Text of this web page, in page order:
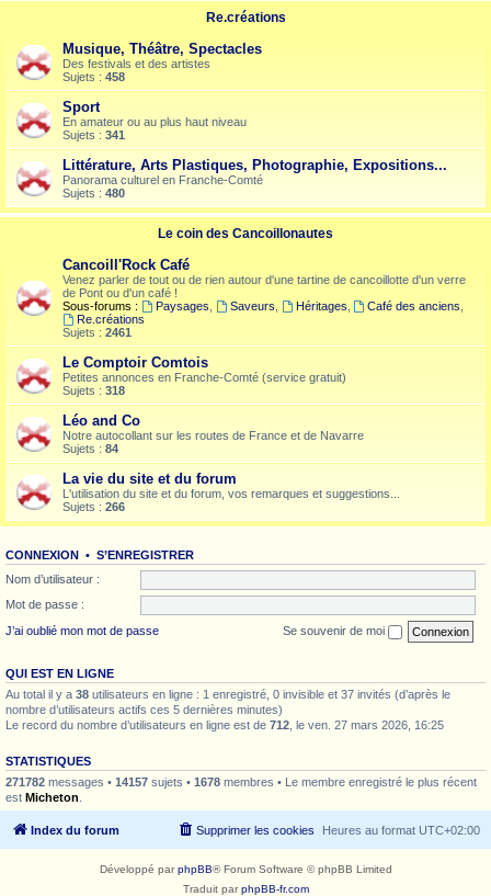
Re.créations
Musique, Théâtre, Spectacles
Des festivals et des artistes
Sujets : 458
Sport
En amateur ou au plus haut niveau
Sujets : 341
Littérature, Arts Plastiques, Photographie, Expositions...
Panorama culturel en Franche-Comté
Sujets : 480
Le coin des Cancoillonautes
Cancoill'Rock Café
Venez parler de tout ou de rien autour d'une tartine de cancoillotte d'un verre
de Pont ou d'un café !
Sous-forums :
Paysages Saveurs Héritages Café des anciens
Re.créations
Sujets : 2461
Le Comptoir Comtois
Petites annonces en Franche-Comté (service gratuit)
Sujets : 318
Léo and Co
Notre autocollant sur les routes de France et de Navarre
Sujets : 84
La vie du site et du forum
L'utilisation du site et du forum, vos remarques et suggestions...
Sujets : 266
CONNEXION • S’ENREGISTRER
Nom d’utilisateur :
Mot de passe :
J’ai oublié mon mot de passe
Se souvenir de moi
QUI EST EN LIGNE
Au total il y a 38 utilisateurs en ligne : 1 enregistré, 0 invisible et 37 invités (d’après le
nombre d’utilisateurs actifs ces 5 dernières minutes)
Le record du nombre d’utilisateurs en ligne est de 712 , le ven. 27 mars 2026, 16:25
STATISTIQUES
271782 messages • 14157 sujets • 1678 membres • Le membre enregistré le plus récent
est Micheton
Index du forum Heures au format UTC+02:00
Supprimer les cookies
Développé parphpBB® Forum Software © phpBB Limited
Traduit parphpBB-fr.com